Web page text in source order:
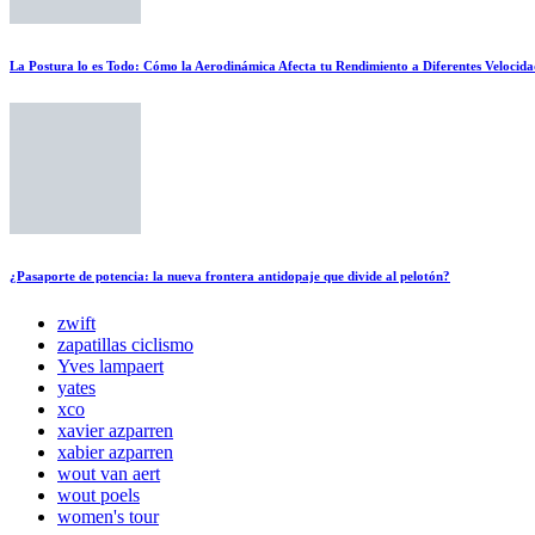
La Postura lo es Todo: Cómo la Aerodinámica Afecta tu Rendimiento a Diferentes
¿Pasaporte de potencia: la nueva frontera antidopaje que divide al pelotón?
zwift
zapatillas ciclismo
Yves lampaert
yates
xco
xavier azparren
xabier azparren
wout van aert
wout poels
women's tour